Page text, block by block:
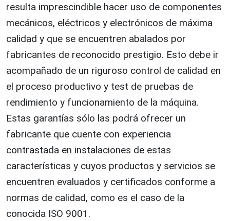
resulta imprescindible hacer uso de componentes
mecánicos, eléctricos y electrónicos de máxima
calidad y que se encuentren abalados por
fabricantes de reconocido prestigio. Esto debe ir
acompañado de un riguroso control de calidad en
el proceso productivo y test de pruebas de
rendimiento y funcionamiento de la máquina.
Estas garantías sólo las podrá ofrecer un
fabricante que cuente con experiencia
contrastada en instalaciones de estas
características y cuyos productos y servicios se
encuentren evaluados y certificados conforme a
normas de calidad, como es el caso de la
conocida ISO 9001.